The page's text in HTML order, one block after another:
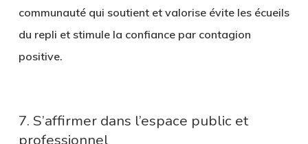
communauté qui soutient et valorise évite les écueils
du repli et stimule la confiance par contagion
positive.
7. S’affirmer dans l’espace public et
professionnel